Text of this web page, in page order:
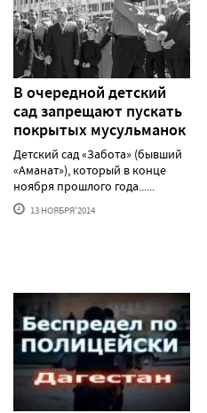
В очередной детский
сад запрещают пускать
покрытых мусульманок
Детский сад «Забота» (бывший
«Аманат»), который в конце
ноября прошлого года......
13 НОЯБРЯ'2014